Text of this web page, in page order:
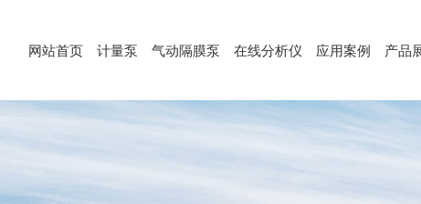
网站首页 计量泵 气动隔膜泵 在线分析仪 应用案例 产品